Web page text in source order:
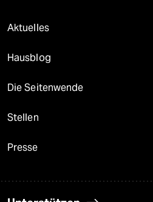
Aktuelles
Hausblog
Die Seitenwende
Stellen
Presse